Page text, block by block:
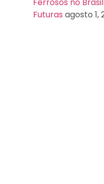
Futuras agosto 1,